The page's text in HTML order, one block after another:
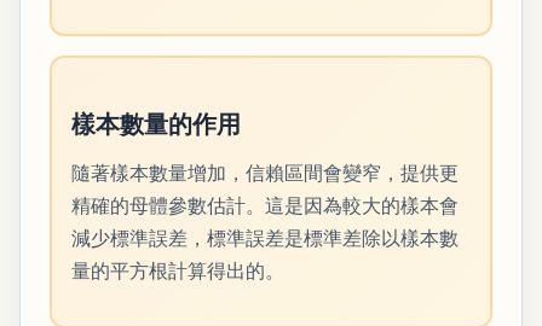
樣本數量的作用
隨著樣本數量增加，信賴區間會變窄，提供更
精確的母體參數估計。這是因為較大的樣本會
減少標準誤差，標準誤差是標準差除以樣本數
量的平方根計算得出的。